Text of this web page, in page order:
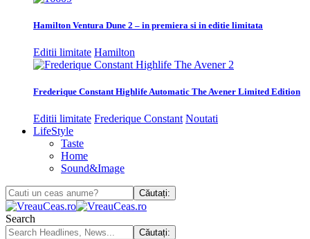
Hamilton Ventura Dune 2 – in premiera si in editie limitata
Editii limitate Hamilton
Frederique Constant Highlife Automatic The Avener Limited Edition
Editii limitate Frederique Constant Noutati
LifeStyle
Taste
Home
Sound&Image
Search